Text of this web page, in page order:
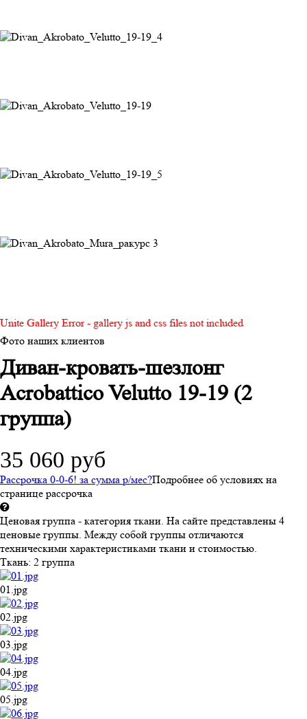
Unite Gallery Error - gallery js and css files not included
Фото наших клиентов
Диван-кровать-шезлонг
Acrobattico Velutto 19-19 (2
группа)
35 060 руб
Рассрочка 0-0-6! за сумма р/мес?Подробнее об условиях на
странице рассрочка
Ценовая группа - категория ткани. На сайте представлены 4
ценовые группы. Между собой группы отличаются
техническими характеристиками ткани и стоимостью.
Ткань: 2 группа
01.jpg
02.jpg
03.jpg
04.jpg
05.jpg